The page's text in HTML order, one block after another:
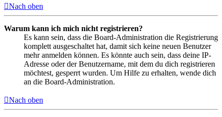
Nach oben
Warum kann ich mich nicht registrieren?
Es kann sein, dass die Board-Administration die Registrierung
komplett ausgeschaltet hat, damit sich keine neuen Benutzer
mehr anmelden können. Es könnte auch sein, dass deine IP-
Adresse oder der Benutzername, mit dem du dich registrieren
möchtest, gesperrt wurden. Um Hilfe zu erhalten, wende dich
an die Board-Administration.
Nach oben